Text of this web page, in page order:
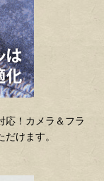
応！カメラ＆フラ
けます。